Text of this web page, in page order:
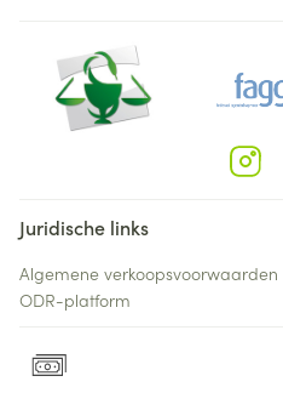
Juridische links
Algemene verkoopsvoorwaarden
ODR-platform